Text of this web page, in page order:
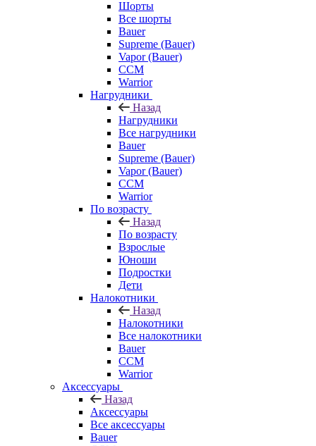
Шорты
Все шорты
Bauer
Supreme (Bauer)
Vapor (Bauer)
CCM
Warrior
Нагрудники
Назад
Нагрудники
Все нагрудники
Bauer
Supreme (Bauer)
Vapor (Bauer)
CCM
Warrior
По возрасту
Назад
По возрасту
Взрослые
Юноши
Подростки
Дети
Налокотники
Назад
Налокотники
Все налокотники
Bauer
CCM
Warrior
Аксессуары
Назад
Аксессуары
Все аксессуары
Bauer